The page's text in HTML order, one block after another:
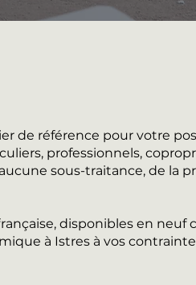
de référence pour votre
professionnels,
sous-traitance, de la
disponibles en neuf
à Istres à vos